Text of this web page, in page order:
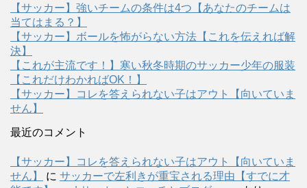
【サッカー】強いチームの条件は4つ【あなたのチームは
当てはまる？】
【サッカー】ボールを怖がらない方法【これを伝えれば解
決】
【これが主流です！】寒い秋冬時期のサッカー少年の服装
【これだけわかればOK！】
【サッカー】コレを答えられない子はアウト【向いていま
せん】
最近のコメント
【サッカー】コレを答えられない子はアウト【向いていま
せん】
に サッカーで左利きが重宝される理由【すでに才